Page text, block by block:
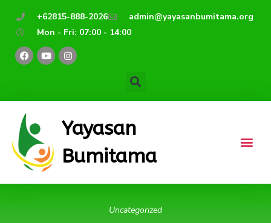
+62815-888-2026
admin@yayasanbumitama.org
Mon - Fri: 07:00 - 14:00
F
a
c
o
k
Y
o
u
e
I
n
s
r
m
Yayasan
Bumitama
Uncategorized